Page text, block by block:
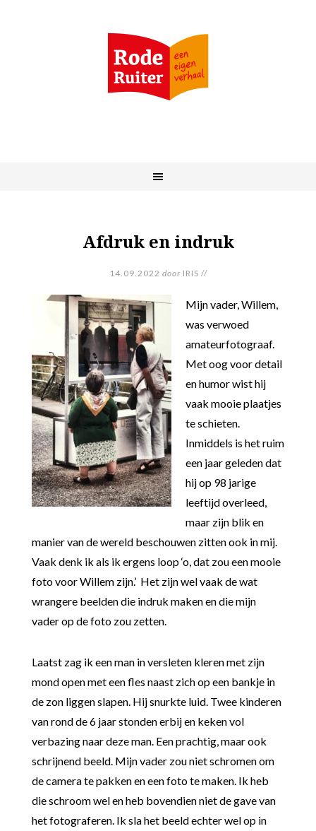
Afdruk en indruk
14.09.2022 door IRIS //
Mijn vader, Willem,
was verwoed
amateurfotograaf.
Met oog voor detail
en humor wist hij
vaak mooie plaatjes
te schieten.
Inmiddels is het ruim
een jaar geleden dat
hij op 98 jarige
leeftijd overleed,
maar zijn blik en
manier van de wereld beschouwen zitten ook in mij.
Vaak denk ik als ik ergens loop ‘o, dat zou een mooie
foto voor Willem zijn.’ Het zijn wel vaak de wat
wrangere beelden die indruk maken en die mijn
vader op de foto zou zetten.
Laatst zag ik een man in versleten kleren met zijn
mond open met een fles naast zich op een bankje in
de zon liggen slapen. Hij snurkte luid. Twee kinderen
van rond de 6 jaar stonden erbij en keken vol
verbazing naar deze man. Een prachtig, maar ook
schrijnend beeld. Mijn vader zou niet schromen om
de camera te pakken en een foto te maken. Ik heb
die schroom wel en heb bovendien niet de gave van
het fotograferen. Ik sla het beeld echter wel op in